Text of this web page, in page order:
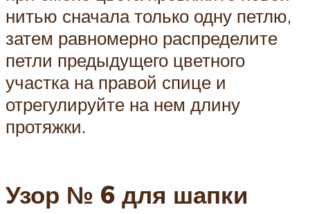
нитью сначала только одну петлю,
затем равномерно распределите
петли предыдущего цветного
участка на правой спице и
отрегулируйте на нем длину
протяжки.
Узор № 6 для шапки